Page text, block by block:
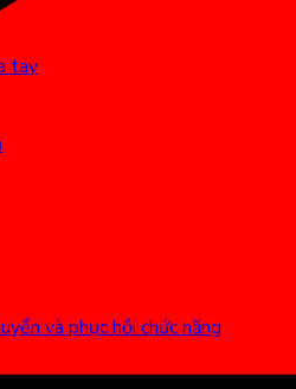
tay
và phục hồi chức năng